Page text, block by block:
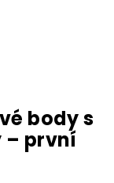
body s
– první